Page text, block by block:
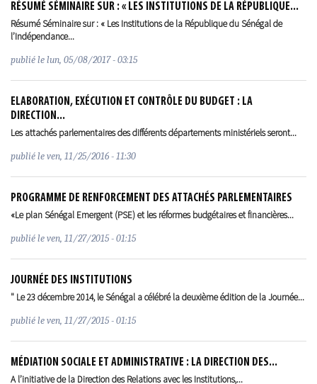
RÉSUMÉ SÉMINAIRE SUR : « LES INSTITUTIONS DE LA RÉPUBLIQUE...
Résumé Séminaire sur : « Les Institutions de la République du Sénégal de
l’Indépendance...
publié lelun, 05/08/2017 - 03:15
ELABORATION, EXÉCUTION ET CONTRÔLE DU BUDGET : LA
DIRECTION...
Les attachés parlementaires des différents départements ministériels seront...
publié leven, 11/25/2016 - 11:30
PROGRAMME DE RENFORCEMENT DES ATTACHÉS PARLEMENTAIRES
«Le plan Sénégal Emergent (PSE) et les réformes budgétaires et financières...
publié leven, 11/27/2015 - 01:15
JOURNÉE DES INSTITUTIONS
" Le 23 décembre 2014, le Sénégal a célébré la deuxième édition de la Journée...
publié leven, 11/27/2015 - 01:15
MÉDIATION SOCIALE ET ADMINISTRATIVE : LA DIRECTION DES...
A l’initiative de la Direction des Relations avec les Institutions,...